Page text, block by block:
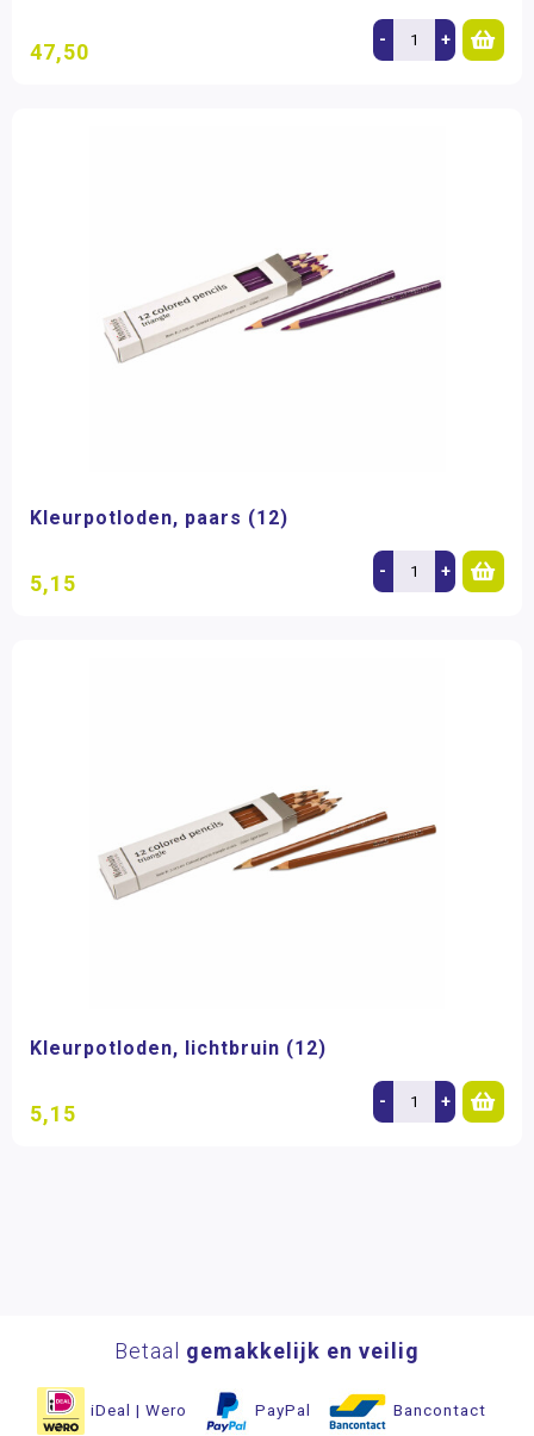
47,50 - +
Kleurpotloden, paars (12)
5,15 - +
Kleurpotloden, lichtbruin (12)
5,15 - +
Betaal gemakkelijk en veilig
iDeal | Wero PayPal Bancontact